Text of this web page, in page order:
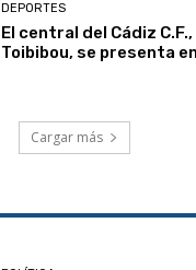
DEPORTES
El central del Cádiz C.F.,
Toibibou, se presenta
Cargar más